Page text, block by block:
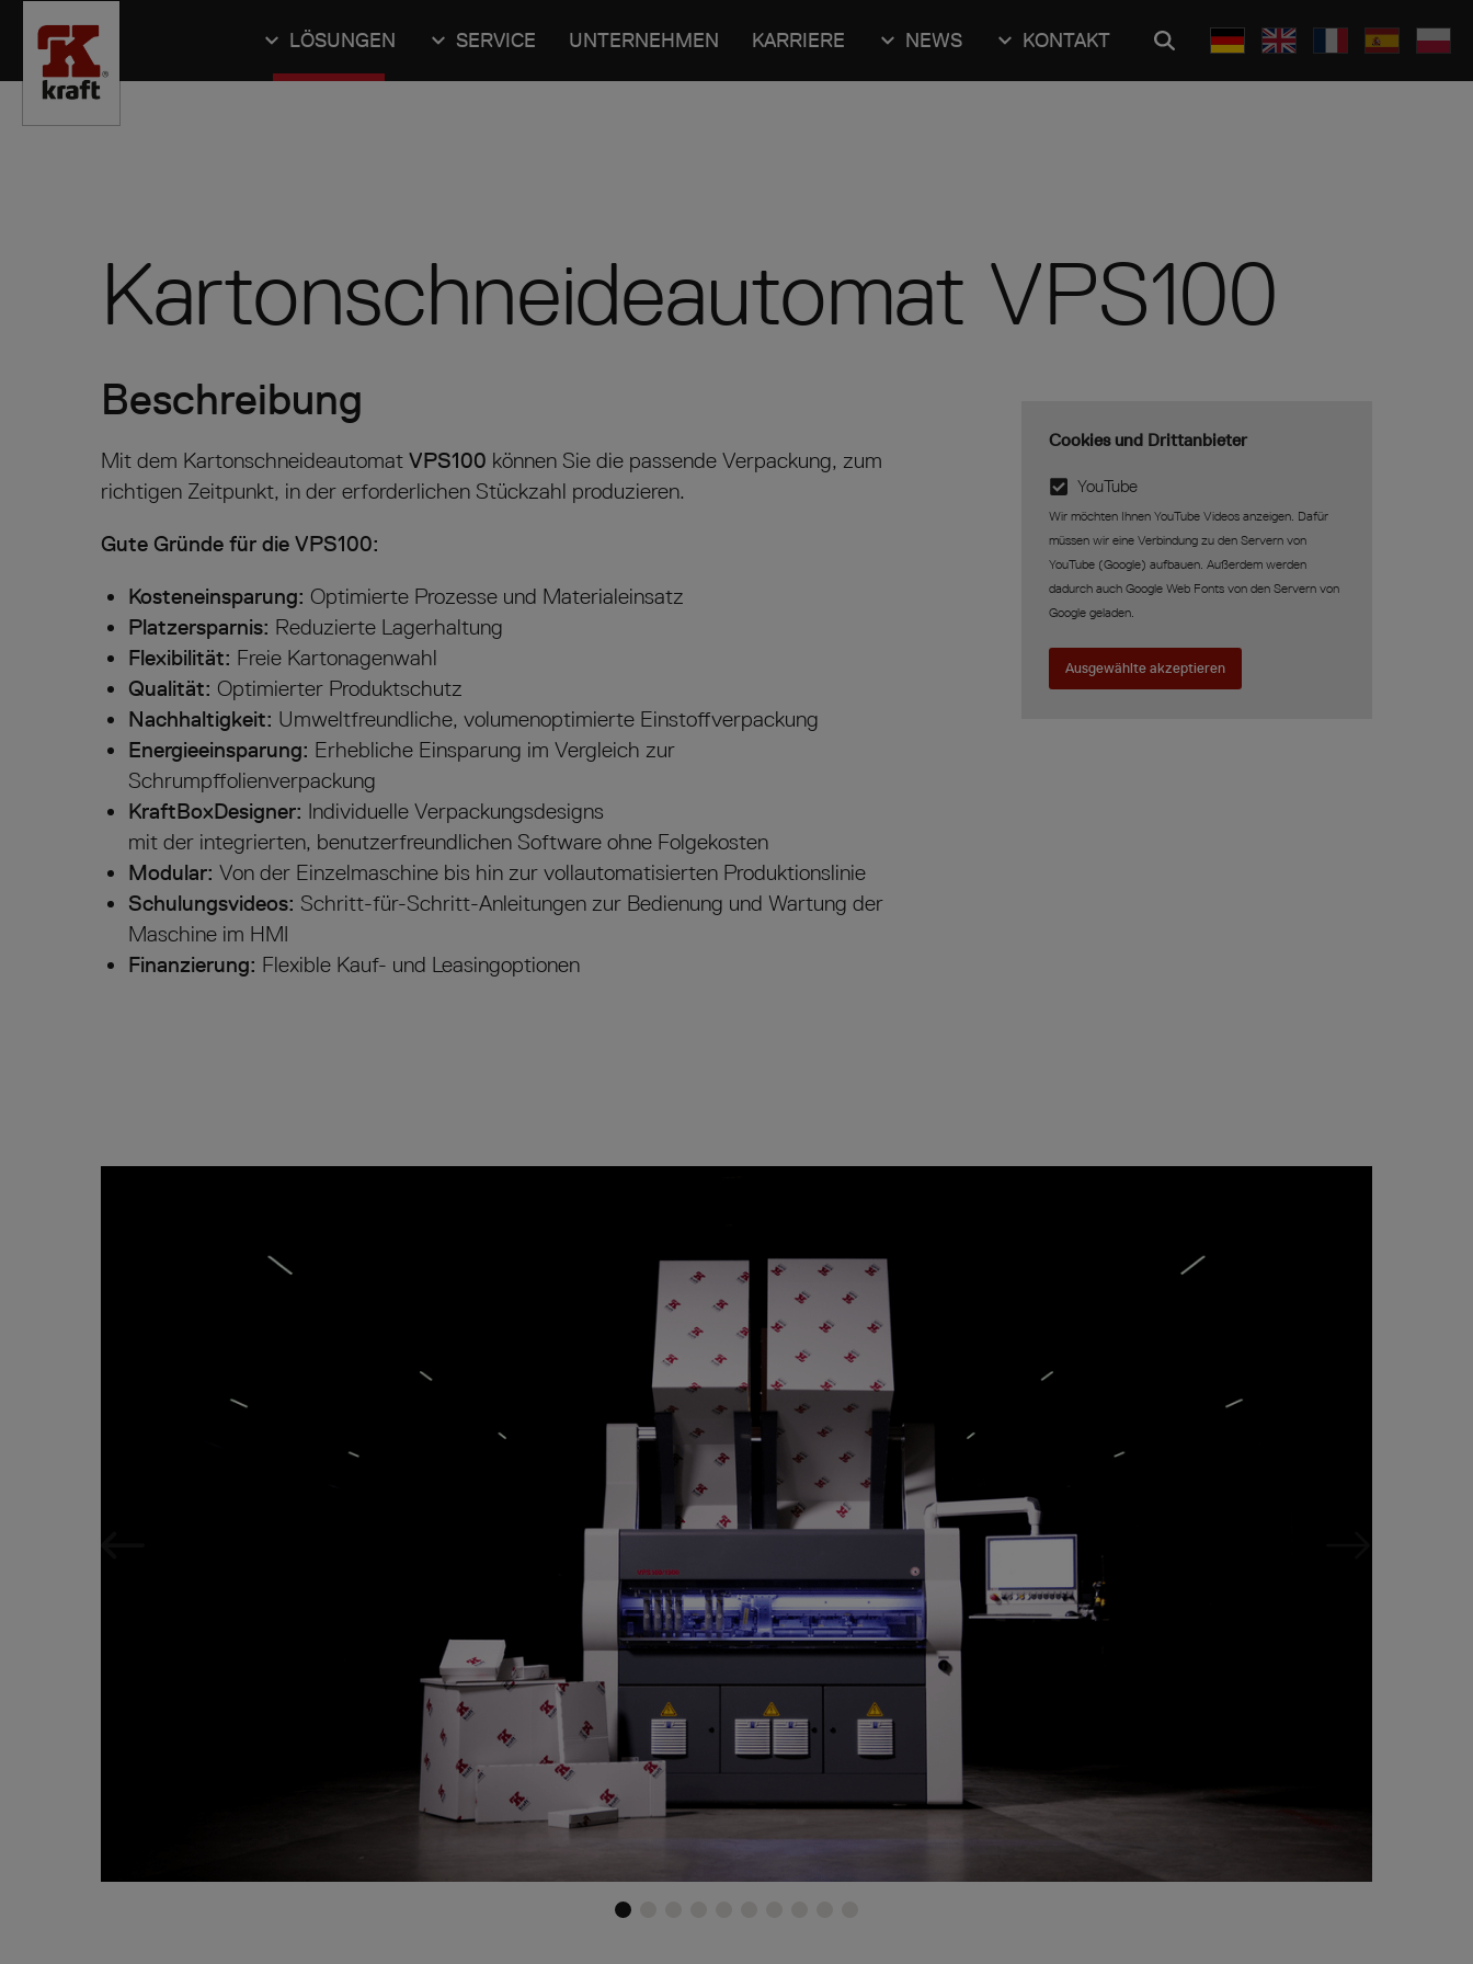
LÖSUNGEN SERVICE UNTERNEHMEN KARRIERE NEWS KONTAKT
Kartonschneide­automat VPS100
Beschreibung
Mit dem Kartonschneideautomat VPS100 können Sie die passende Verpackung, zum
richtigen Zeitpunkt, in der erforderlichen Stückzahl produzieren.
Gute Gründe für die VPS100:
Kosteneinsparung: Optimierte Prozesse und Materialeinsatz
Platzersparnis: Reduzierte Lagerhaltung
Flexibilität: Freie Kartonagenwahl
Qualität: Optimierter Produktschutz
Nachhaltigkeit: Umweltfreundliche, volumenoptimierte Einstoffverpackung
Energieeinsparung: Erhebliche Einsparung im Vergleich zur
Schrumpffolienverpackung
KraftBoxDesigner: Individuelle Verpackungsdesigns
mit der integrierten, benutzerfreundlichen Software ohne Folgekosten
Modular: Von der Einzelmaschine bis hin zur vollautomatisierten Produktionslinie
Schulungsvideos: Schritt-für-Schritt-Anleitungen zur Bedienung und Wartung der
Maschine im HMI
Finanzierung: Flexible Kauf- und Leasingoptionen
Cookies und Drittanbieter
YouTube
Wir möchten Ihnen YouTube Videos anzeigen. Dafür
müssen wir eine Verbindung zu den Servern von
YouTube (Google) aufbauen. Außerdem werden
dadurch auch Google Web Fonts von den Servern von
Google geladen.
Ausgewählte akzeptieren